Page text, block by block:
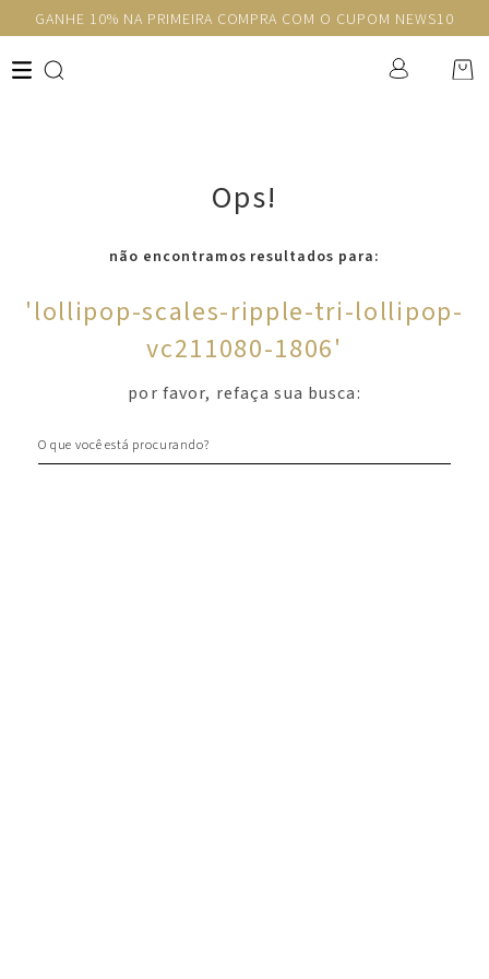
GANHE 10% NA PRIMEIRA COMPRA COM O CUPOM NEWS10
Ops!
não encontramos resultados para:
'lollipop-scales-ripple-tri-lollipop-
vc211080-1806'
por favor, refaça sua busca: